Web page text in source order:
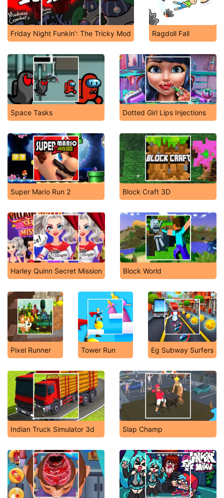
Friday Night Funkin': The Tricky Mod Ragdoll Fall
Space Tasks Dotted Girl Lips Injections
Super Mario Run 2 Block Craft 3D
Harley Quinn Secret Mission Block World
Pixel Runner Tower Run Eg Subway Surfers
Indian Truck Simulator 3d Slap Champ